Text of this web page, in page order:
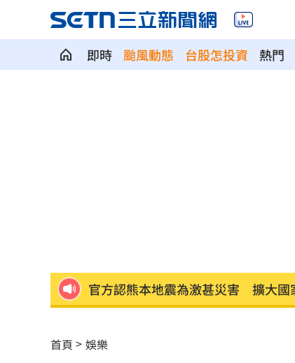
即時 颱風動態 台股怎投資 熱門
官方認熊本地震為激甚災害 擴大國
美情報：普丁恐在今秋有限度攻擊北
首頁 娛樂